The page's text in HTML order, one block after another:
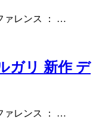
ァレンス ： …
ガリ 新作 デ
ァレンス ： …